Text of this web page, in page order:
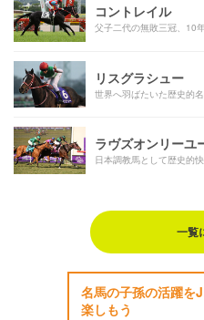
コントレイル
父子二代の無敗三冠、10
リスグラシュー
世界へ羽ばたいた歴史的
ラヴズオンリーユ
日本調教馬として歴史的
一覧
名馬の子孫の活躍を
楽しもう